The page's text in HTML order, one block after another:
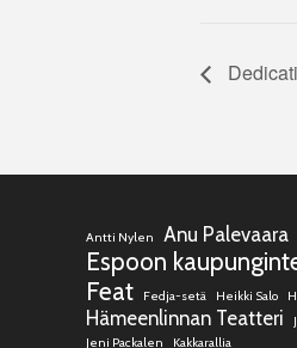
Antti Nylen Anu Palevaara
Espoon
Feat
Fedja-setä Heikki Salo
Hämeenlinnan Teatteri
Jeni Packalen
Kakkarallia